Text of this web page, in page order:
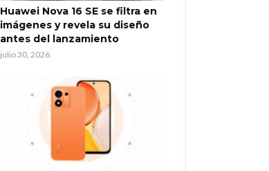
Huawei Nova 16 SE se filtra en
imágenes y revela su diseño
antes del lanzamiento
julio 30, 2026